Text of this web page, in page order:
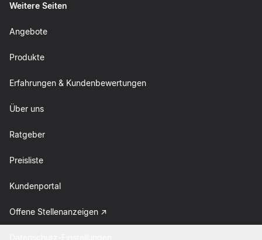
Weitere Seiten
Angebote
Produkte
Erfahrungen & Kundenbewertungen
Über uns
Ratgeber
Preisliste
Kundenportal
Offene Stellenanzeigen